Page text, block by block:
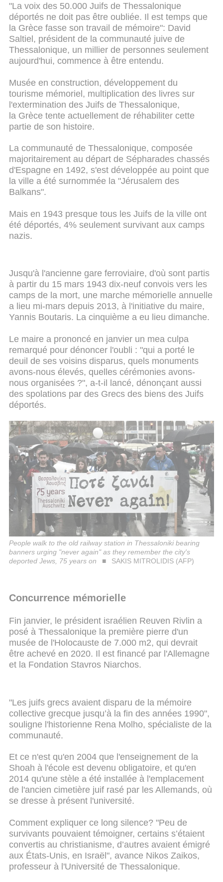
"La voix des 50.000 Juifs de Thessalonique
déportés ne doit pas être oubliée. Il est temps que
la Grèce fasse son travail de mémoire": David
Saltiel, président de la communauté juive de
Thessalonique, un millier de personnes seulement
aujourd'hui, commence à être entendu.
Musée en construction, développement du
tourisme mémoriel, multiplication des livres sur
l'extermination des Juifs de Thessalonique,
la Grèce tente actuellement de réhabiliter cette
partie de son histoire.
La communauté de Thessalonique, composée
majoritairement au départ de Sépharades chassés
d'Espagne en 1492, s'est développée au point que
la ville a été surnommée la "Jérusalem des
Balkans".
Mais en 1943 presque tous les Juifs de la ville ont
été déportés, 4% seulement survivant aux camps
nazis.
Jusqu'à l'ancienne gare ferroviaire, d'où sont partis
à partir du 15 mars 1943 dix-neuf convois vers les
camps de la mort, une marche mémorielle annuelle
a lieu mi-mars depuis 2013, à l'initiative du maire,
Yannis Boutaris. La cinquième a eu lieu dimanche.
Le maire a prononcé en janvier un mea culpa
remarqué pour dénoncer l'oubli : "qui a porté le
deuil de ses voisins disparus, quels monuments
avons-nous élevés, quelles cérémonies avons-
nous organisées ?", a-t-il lancé, dénonçant aussi
des spolations par des Grecs des biens des Juifs
déportés.
People walk to the old railway station in Thessaloniki bearing
banners urging "never again" as they remember the city's
deported Jews, 75 years on
SAKIS MITROLIDIS (AFP)
Concurrence mémorielle
Fin janvier, le président israélien Reuven Rivlin a
posé à Thessalonique la première pierre d'un
musée de l'Holocauste de 7.000 m2, qui devrait
être achevé en 2020. Il est financé par l'Allemagne
et la Fondation Stavros Niarchos.
"Les juifs grecs avaient disparu de la mémoire
collective grecque jusqu’à la fin des années 1990",
souligne l'historienne Rena Molho, spécialiste de la
communauté.
Et ce n'est qu'en 2004 que l'enseignement de la
Shoah à l'école est devenu obligatoire, et qu'en
2014 qu'une stèle a été installée à l'emplacement
de l'ancien cimetière juif rasé par les Allemands, où
se dresse à présent l'université.
Comment expliquer ce long silence? "Peu de
survivants pouvaient témoigner, certains s’étaient
convertis au christianisme, d’autres avaient émigré
aux États-Unis, en Israël", avance Nikos Zaikos,
professeur à l'Université de Thessalonique.